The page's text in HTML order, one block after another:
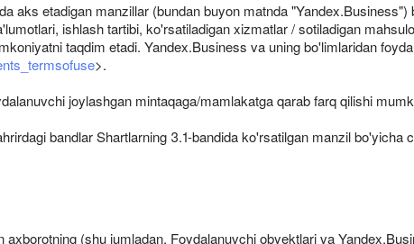
aks etadigan manzillar (bundan buyon matnda
ishlash tartibi, ko'rsatiladigan xizmatlar / sotiladigan
taqdim etadi. Yandex.Business va uning bo'limlaridan
>.
joylashgan mintaqaga/mamlakatga qarab farq qilishi
bandlar Shartlarning 3.1-bandida ko'rsatilgan manzil bo'yicha
axborotning (shu jumladan, Foydalanuvchi obyektlari va